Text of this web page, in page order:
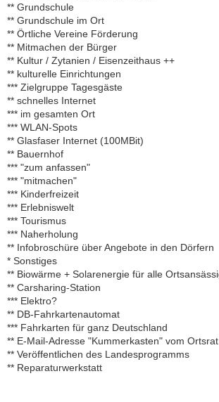
** Grundschule
** Grundschule im Ort
** Örtliche Vereine Förderung
** Mitmachen der Bürger
** Kultur / Zytanien / Eisenzeithaus ++
** kulturelle Einrichtungen
*** Zielgruppe Tagesgäste
** schnelles Internet
*** im gesamten Ort
*** WLAN-Spots
** Glasfaser Internet (100MBit)
** Bauernhof
*** "zum anfassen"
*** "mitmachen"
*** Kinderfreizeit
*** Erlebniswelt
*** Tourismus
*** Naherholung
** Infobroschüre über Angebote in den Dörfern
* Sonstiges
** Biowärme + Solarenergie für alle
** Carsharing-Station
*** Elektro?
** DB-Fahrkartenautomat
*** Fahrkarten für ganz Deutschland
** E-Mail-Adresse "Kummerkasten" vom Ortsrat
** Veröffentlichen des Landesprogramms
** Reparaturwerkstatt